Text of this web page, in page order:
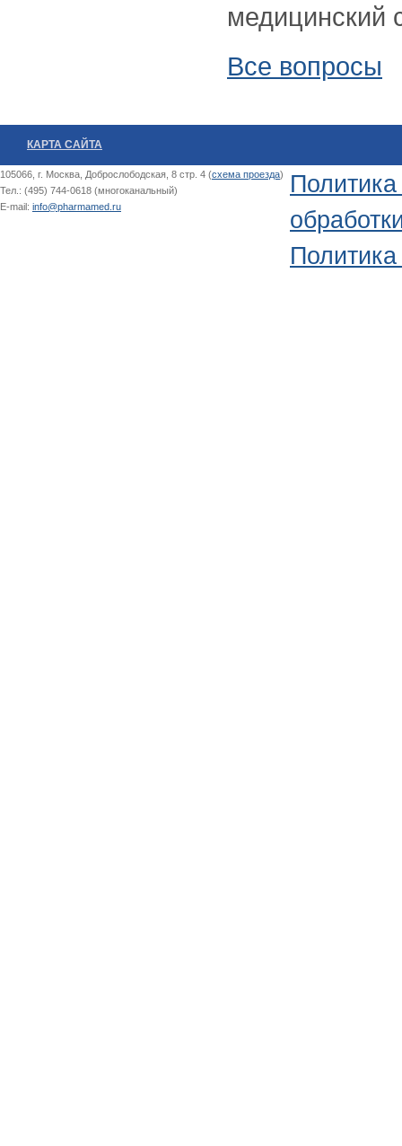
медицинский
Все вопросы
КАРТА САЙТА
105066, г. Москва, Доброслободская, 8 стр. 4 (схема проезда)
Тел.: (495) 744-0618 (многоканальный)
E-mail: info@pharmamed.ru